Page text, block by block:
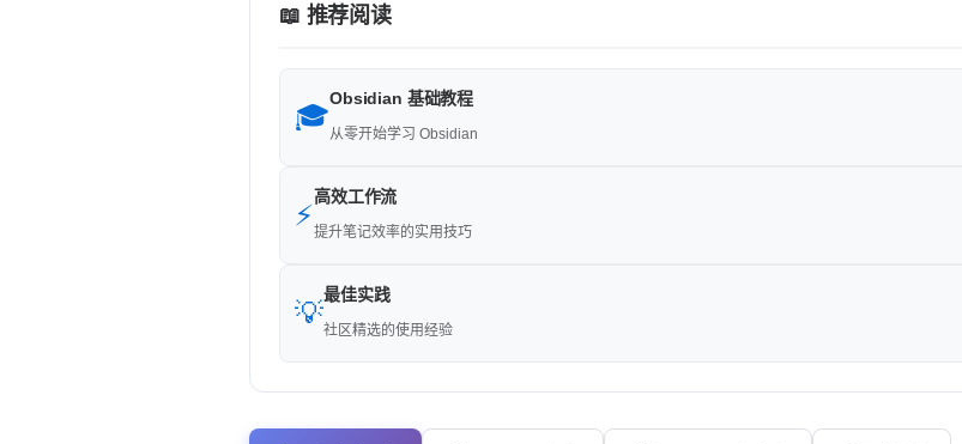
📖 推荐阅读
🎓
Obsidian 基础教程
从零开始学习 Obsidian
⚡
高效工作流
提升笔记效率的实用技巧
💡
最佳实践
社区精选的使用经验